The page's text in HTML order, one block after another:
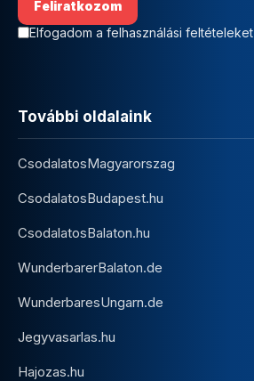
Elfogadom a felhasználási feltételeket
További oldalaink
CsodalatosMagyarorszag
CsodalatosBudapest.hu
CsodalatosBalaton.hu
WunderbarerBalaton.de
WunderbaresUngarn.de
Jegyvasarlas.hu
Hajozas.hu